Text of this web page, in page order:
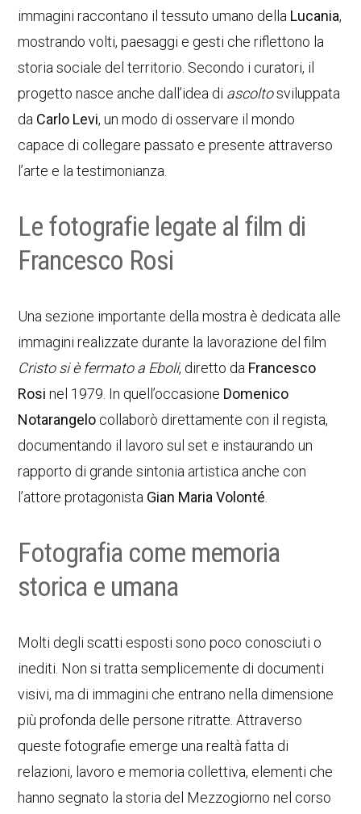
immagini raccontano il tessuto umano della Lucania,
mostrando volti, paesaggi e gesti che riflettono la
storia sociale del territorio. Secondo i curatori, il
progetto nasce anche dall’idea di ascoltosviluppata
da Carlo Levi, un modo di osservare il mondo
capace di collegare passato e presente attraverso
l’arte e la testimonianza.
Le fotografie legate al film di
Francesco Rosi
Una sezione importante della mostra è dedicata alle
immagini realizzate durante la lavorazione del film
Cristo si è fermato a Eboli, diretto da Francesco
Rosi nel 1979. In quell’occasione Domenico
Notarangelo collaborò direttamente con il regista,
documentando il lavoro sul set e instaurando un
rapporto di grande sintonia artistica anche con
l’attore protagonista Gian Maria Volonté
Fotografia come memoria
storica e umana
Molti degli scatti esposti sono poco conosciuti o
inediti. Non si tratta semplicemente di documenti
visivi, ma di immagini che entrano nella dimensione
più profonda delle persone ritratte. Attraverso
queste fotografie emerge una realtà fatta di
relazioni, lavoro e memoria collettiva, elementi che
hanno segnato la storia del Mezzogiorno nel corso